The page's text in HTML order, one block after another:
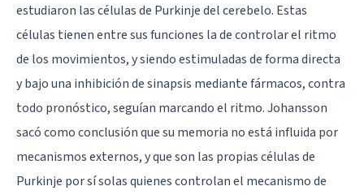
estudiaron las células de Purkinje del cerebelo. Estas
células tienen entre sus funciones la de controlar el ritmo
de los movimientos, y siendo estimuladas de forma directa
y bajo una inhibición de sinapsis mediante fármacos, contra
todo pronóstico, seguían marcando el ritmo. Johansson
sacó como conclusión que su memoria no está influida por
mecanismos externos, y que son las propias células de
Purkinje por sí solas quienes controlan el mecanismo de